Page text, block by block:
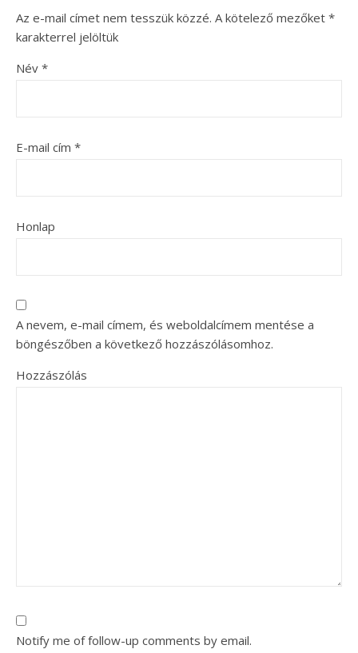
Az e-mail címet nem tesszük közzé. A kötelező mezőket *
karakterrel jelöltük
Név *
E-mail cím *
Honlap
A nevem, e-mail címem, és weboldalcímem mentése a
böngészőben a következő hozzászólásomhoz.
Hozzászólás
Notify me of follow-up comments by email.